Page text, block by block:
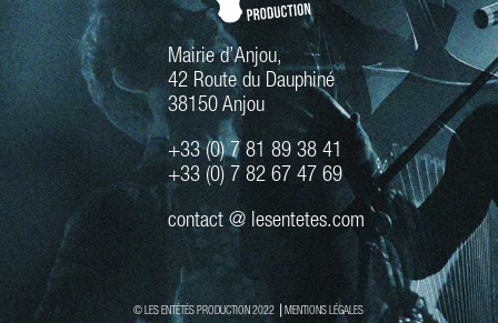
Mairie d’Anjou,
42 Route du Dauphiné
38150 Anjou
+33 (0) 7 81 89 38 41
+33 (0) 7 82 67 47 69
contact @ lesentetes.com
© LES ENTÉTÉS PRODUCTION 2022 ⎟MENTIONS LÉGALES